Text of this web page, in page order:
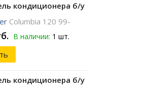
кондиционера б/у
Columbia 120 99-
В наличии: 1 шт.
кондиционера б/у